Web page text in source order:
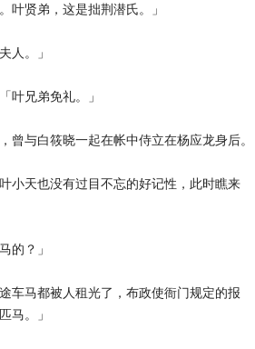
叶贤弟，这是拙荆潜氏。」
。」
兄弟免礼。」
与白筱晓一起在帐中侍立在杨应龙身后。
天也没有过目不忘的好记性，此时瞧来
？」
马都被人租光了，布政使衙门规定的报
马。」